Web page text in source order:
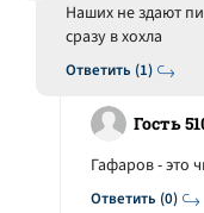
Ответить (1)
Наших не здают
сразу в хохла
Гость
Ответить (0)
Гафаров - это